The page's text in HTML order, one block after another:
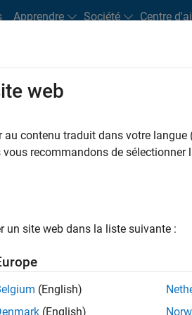
Apprendre Société Centre
Quantitative
opportunities for educators in
. Many of these resources were
strategies for teaching
published as online resources for
for computation, designing optimal
web
au contenu traduit dans votre
vous recommandons de sélectionner
un site web dans la liste suivante :
(English)
(English)